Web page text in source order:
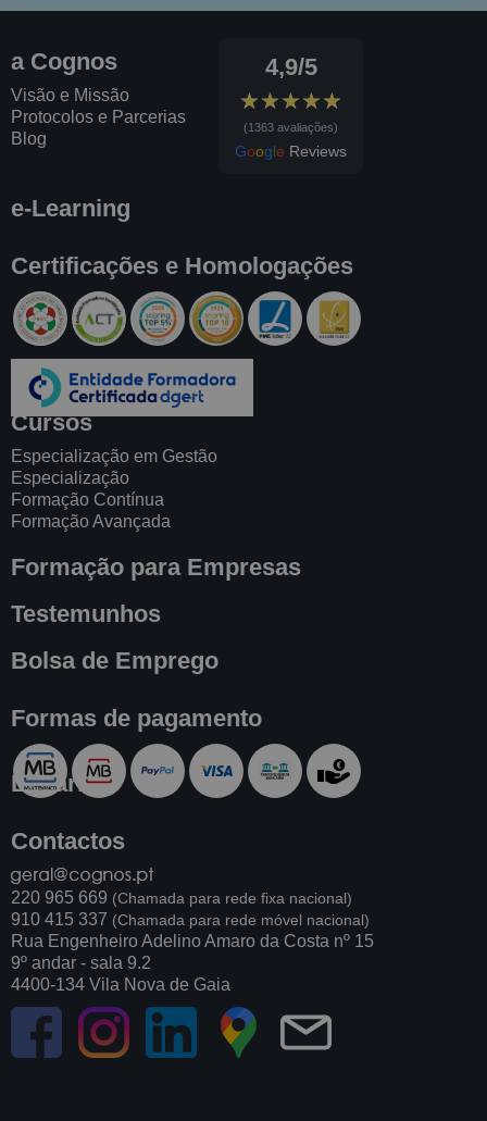
a Cognos
Visão e Missão
Protocolos e Parcerias
Blog
4,9/5
★★★★★
★★★★★
(1363 avaliações)
Goog e Reviews
e-Learning
Certificações e Homologações
Cursos
Especialização em Gestão
Especialização
Formação Contínua
Formação Avançada
Formação para Empresas
Testemunhos
Bolsa de Emprego
Formas de pagamento
Livraria
Contactos
220 965 669 (Chamada para rede fixa nacional)
910 415 337 (Chamada para rede móvel nacional)
Rua Engenheiro Adelino Amaro da Costa nº 15
9º andar - sala 9.2
4400-134 Vila Nova de Gaia